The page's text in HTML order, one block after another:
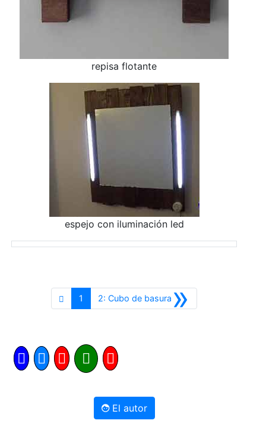
repisa flotante
espejo con iluminación led
1 »
2: Cubo de basura Siguiente
El autor